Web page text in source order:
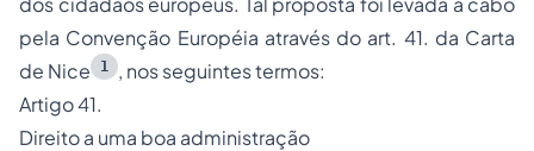
pela Convenção Européia através do art. 41. da Carta
de Nice
1
, nos seguintes termos:
Artigo 41.
Direito a uma boa administração